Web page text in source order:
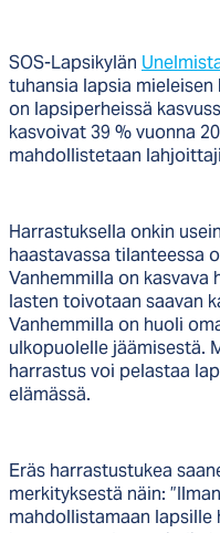
SOS-Lapsikylän
tuhansia lapsia
on lapsiperheissä
kasvoivat 39 % vuonna
mahdollistetaan
Harrastuksella onkin
haastavassa tilanteessa
Vanhemmilla on kasvava
lasten toivotaan saavan
Vanhemmilla on huoli
ulkopuolelle jäämisestä.
harrastus voi pelastaa
elämässä.
Eräs harrastustukea
merkityksestä näin:
mahdollistamaan lapsille